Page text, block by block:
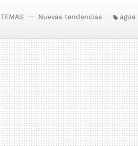
TEMAS Nuevas tendencias agua